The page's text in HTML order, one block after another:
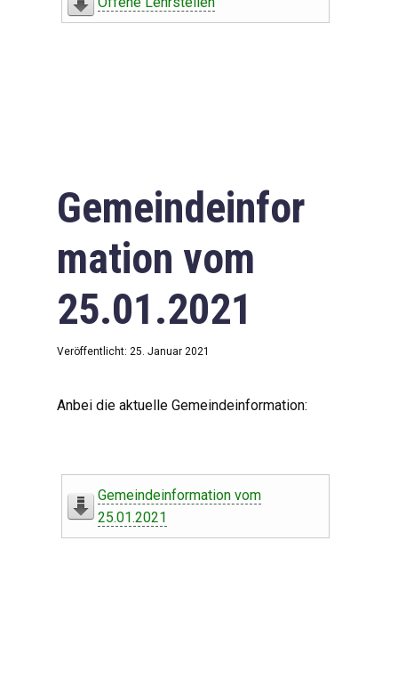
Gemeindeinfor
mation vom
25.01.2021
Veröffentlicht: 25. Januar 2021
Anbei die aktuelle Gemeindeinformation:
Gemeindeinformation vom
25.01.2021